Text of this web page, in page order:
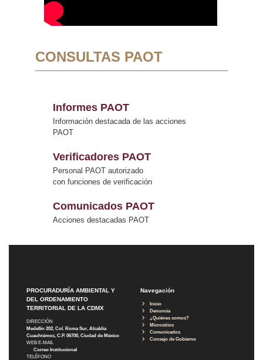
CONSULTAS PAOT
Informes PAOT
Información destacada de las acciones
PAOT
Verificadores PAOT
Personal PAOT autorizado
con funciones de verificación
Comunicados PAOT
Acciones destacadas PAOT
PROCURADURÍA AMBIENTAL Y
DEL ORDENAMIENTO
TERRITORIAL DE LA CDMX
DIRECCIÓN
Medellín 202, Col. Roma Sur, Alcaldía
Cuauhtémoc, C.P. 06700, Ciudad de México
WEB E-MAIL
Correo Institucional
TELÉFONO
Navegación
Inicio
Denuncia
¿Quiénes somos?
Micrositios
Comunicados
Consejo de Gobierno